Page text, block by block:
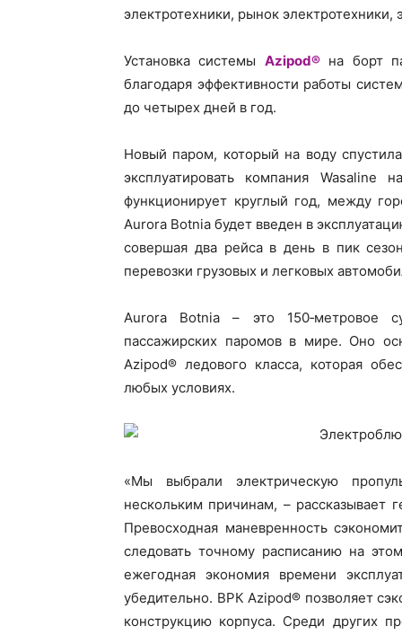
электротехники, рынок электротехники,
Установка системы Azipod®на борт
благодаря эффективности работы
до четырех дней в год.
Новый паром, который на воду
эксплуатировать компания
функционирует круглый год, между
Aurora Botnia будет введен в
совершая два рейса в день в пик
перевозки грузовых и легковых
Aurora Botnia – это 150‑метровое
пассажирских паромов в мире. Оно
Azipod® ледового класса, которая
любых условиях.
«Мы выбрали электрическую
нескольким причинам, – рассказывает
Превосходная маневренность
следовать точному расписанию на
ежегодная экономия времени
убедительно. ВРК Azipod® позволяет
конструкцию корпуса. Среди других